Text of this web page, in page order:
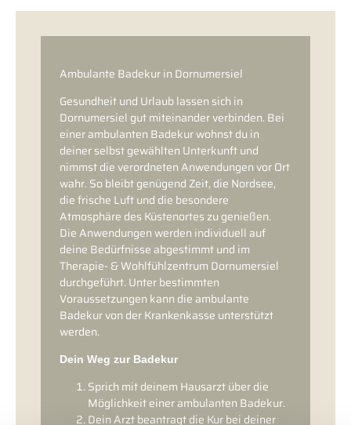
Ambulante Badekur in Dornumersiel
Gesundheit und Urlaub lassen sich in
Dornumersiel gut miteinander verbinden. Bei
einer ambulanten Badekur wohnst du in
deiner selbst gewählten Unterkunft und
nimmst die verordneten Anwendungen vor Ort
wahr. So bleibt genügend Zeit, die Nordsee,
die frische Luft und die besondere
Atmosphäre des Küstenortes zu genießen.
Die Anwendungen werden individuell auf
deine Bedürfnisse abgestimmt und im
Therapie- & Wohlfühlzentrum Dornumersiel
durchgeführt. Unter bestimmten
Voraussetzungen kann die ambulante
Badekur von der Krankenkasse unterstützt
werden.
Dein Weg zur Badekur
Sprich mit deinem Hausarzt über die
Möglichkeit einer ambulanten Badekur.
Dein Arzt beantragt die Kur bei deiner